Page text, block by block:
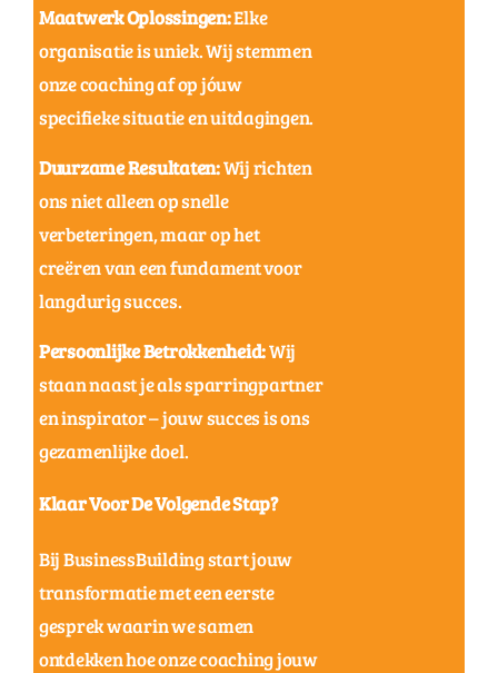
Maatwerk Oplossingen:Elke
organisatie is uniek. Wij stemmen
onze coaching af op jóuw
specifieke situatie en uitdagingen.
Duurzame Resultaten:Wij richten
ons niet alleen op snelle
verbeteringen, maar op het
creëren van een fundament voor
langdurig succes.
Persoonlijke Betrokkenheid:Wij
staan naast je als sparringpartner
en inspirator – jouw succes is ons
gezamenlijke doel.
Klaar Voor De Volgende Stap?
Bij BusinessBuilding start jouw
transformatie met een eerste
gesprek waarin we samen
ontdekken hoe onze coaching jouw